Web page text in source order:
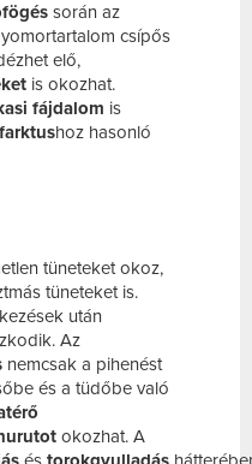
során az
csípős
elő,
is okozhat.
fájdalom is
hoz hasonló
tüneteket okoz,
tüneteket is.
után
Az
nemcsak a pihenést
és a tüdőbe való
okozhat. A